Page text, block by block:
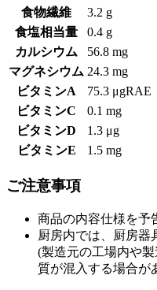
食物繊維
3.2 g
食塩相当量
0.4 g
カルシウム
56.8 mg
マグネシウム 24.3 mg
ビタミンA
75.3 μgRAE
ビタミンC
0.1 mg
ビタミンD
1.3 μg
ビタミンE
1.5 mg
ご注意事項
商品の内容仕様を予
厨房内では、厨房器
(製造元の工場内や
質が混入する場合が